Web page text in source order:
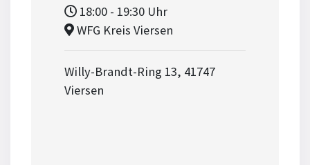
18:00 - 19:30 Uhr
WFG Kreis Viersen
Willy-Brandt-Ring 13, 41747
Viersen